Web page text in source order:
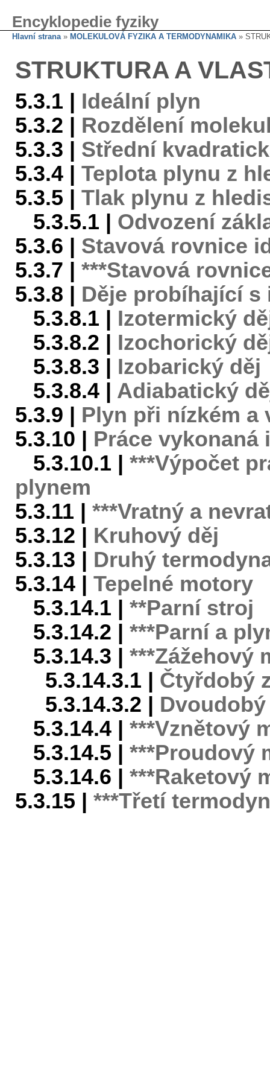
Encyklopedie fyziky
Hlavní strana» MOLEKULOVÁ FYZIKA A TERMODYNAMIKA »
STRUKTURA A
5.3.1 | Ideální plyn
5.3.2 | Rozdělení
5.3.3 | Střední
5.3.4 | Teplota plynu z
5.3.5 | Tlak plynu z
5.3.5.1 | Odvození
5.3.6 | Stavová rovnice
5.3.7 | ***Stavová
5.3.8 | Děje probíhající s
5.3.8.1 | Izotermický
5.3.8.2 | Izochorický
5.3.8.3 | Izobarický děj
5.3.8.4 | Adiabatický
5.3.9 | Plyn při nízkém a
5.3.10 | Práce vykonaná
5.3.10.1 | ***Výpočet
plynem
5.3.11 | ***Vratný a
5.3.12 | Kruhový děj
5.3.13 | Druhý
5.3.14 | Tepelné motory
5.3.14.1 | **Parní stroj
5.3.14.2 | ***Parní a
5.3.14.3 | ***Zážehový
5.3.14.3.1 | Čtyřdobý
5.3.14.3.2 |
5.3.14.4 | ***Vznětový
5.3.14.5 | ***Proudový
5.3.14.6 | ***Raketový
5.3.15 | ***Třetí